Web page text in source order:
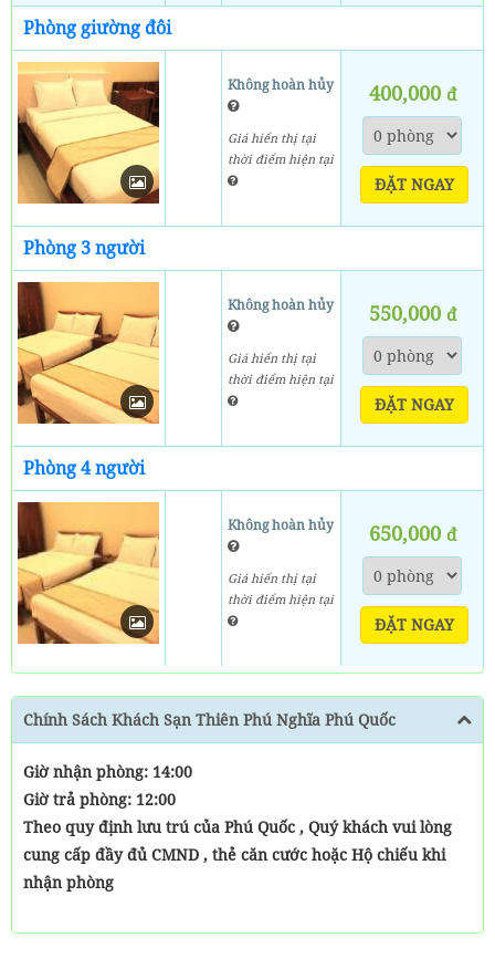
Phòng giường đôi
Không hoàn hủy
Giá hiển thị tại
thời điểm hiện tại
400,000 đ
ĐẶT NGAY
Phòng 3 người
Không hoàn hủy
Giá hiển thị tại
thời điểm hiện tại
550,000 đ
ĐẶT NGAY
Phòng 4 người
Không hoàn hủy
Giá hiển thị tại
thời điểm hiện tại
650,000 đ
ĐẶT NGAY
Chính Sách Khách Sạn Thiên Phú Nghĩa Phú Quốc
Giờ nhận phòng: 14:00
Giờ trả phòng: 12:00
Theo quy định lưu trú của Phú Quốc , Quý khách vui lòng
cung cấp đầy đủ CMND , thẻ căn cước hoặc Hộ chiếu khi
nhận phòng